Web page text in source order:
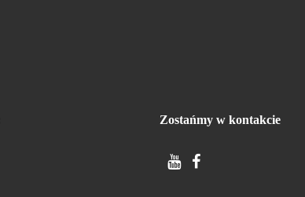
Zostańmy w kontakcie